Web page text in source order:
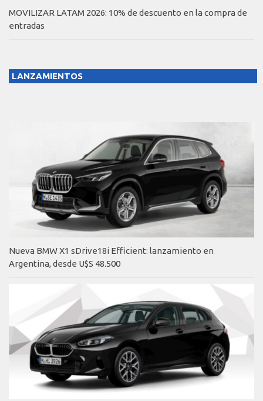
MOVILIZAR LATAM 2026: 10% de descuento en la compra de
entradas
LANZAMIENTOS
Nueva BMW X1 sDrive18i Efficient: lanzamiento en
Argentina, desde U$S 48.500